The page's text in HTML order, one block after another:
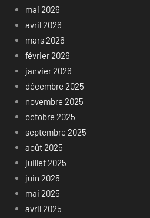
mai 2026
avril 2026
mars 2026
février 2026
janvier 2026
décembre 2025
novembre 2025
octobre 2025
septembre 2025
août 2025
juillet 2025
juin 2025
mai 2025
avril 2025